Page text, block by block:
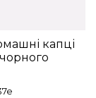
капці